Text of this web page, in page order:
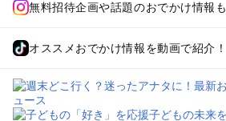
無料招待企画や話題のおでかけ情報も
オススメおでかけ情報を動画で紹介！